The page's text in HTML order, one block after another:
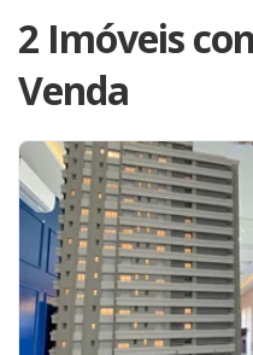
2 Imóveis
Venda